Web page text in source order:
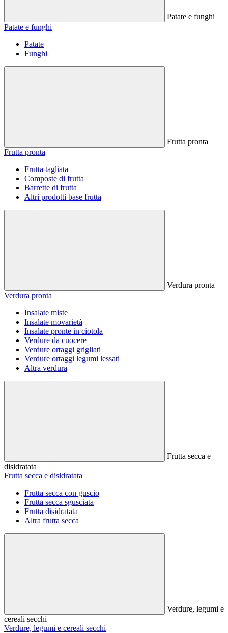
Patate e funghi
Patate e funghi
Patate
Funghi
Frutta pronta
Frutta pronta
Frutta tagliata
Composte di frutta
Barrette di frutta
Altri prodotti base frutta
Verdura pronta
Verdura pronta
Insalate miste
Insalate movarietà
Insalate pronte in ciotola
Verdure da cuocere
Verdure ortaggi grigliati
Verdure ortaggi legumi lessati
Altra verdura
Frutta secca e
disidratata
Frutta secca e disidratata
Frutta secca con guscio
Frutta secca sgusciata
Frutta disidratata
Altra frutta secca
Verdure, legumi e
cereali secchi
Verdure, legumi e cereali secchi